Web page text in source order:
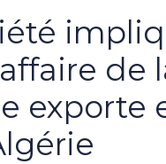
de
exporte